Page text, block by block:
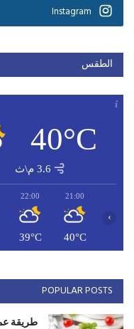
Instagram
الطقس
40°C
3.6 م\ث
21:00
40°C
22:00
39°C
›
POPULAR POSTS
طريقة